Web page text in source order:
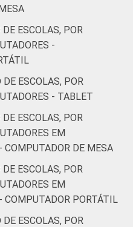
ESCOLAS, POR
-
ESCOLAS, POR
- TABLET
ESCOLAS, POR
EM
COMPUTADOR DE MESA
ESCOLAS, POR
EM
COMPUTADOR PORTÁTIL
ESCOLAS, POR